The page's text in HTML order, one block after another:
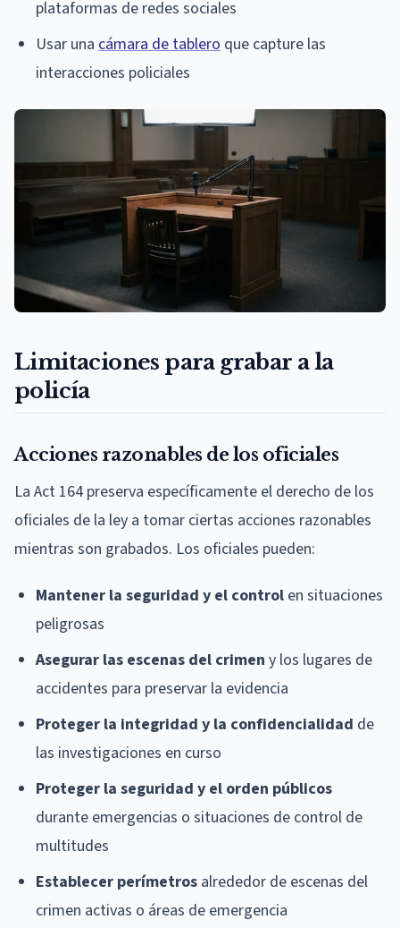
plataformas de redes sociales
Usar una cámara de tablero que capture las
interacciones policiales
Limitaciones para grabar a la
policía
Acciones razonables de los oficiales
La Act 164 preserva específicamente el derecho de los
oficiales de la ley a tomar ciertas acciones razonables
mientras son grabados. Los oficiales pueden:
Mantener la seguridad y el control en situaciones
peligrosas
Asegurar las escenas del crimen y los lugares de
accidentes para preservar la evidencia
Proteger la integridad y la confidencialidad de
las investigaciones en curso
Proteger la seguridad y el orden públicos
durante emergencias o situaciones de control de
multitudes
Establecer perímetros alrededor de escenas del
crimen activas o áreas de emergencia